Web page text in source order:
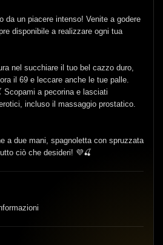
da un piacere intenso! Venite a godere
disponibile a realizzare ogni tua
nel succhiare il tuo bel cazzo duro,
il 69 e leccare anche le tue palle.
Scopami a pecorina e lasciati
incluso il massaggio prostatico.
a due mani, spagnoletta con spruzzata
ciò che desideri! 💜🍒